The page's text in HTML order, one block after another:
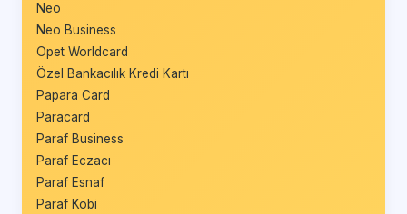
Neo
Neo Business
Opet Worldcard
Özel Bankacılık Kredi Kartı
Papara Card
Paracard
Paraf Business
Paraf Eczacı
Paraf Esnaf
Paraf Kobi